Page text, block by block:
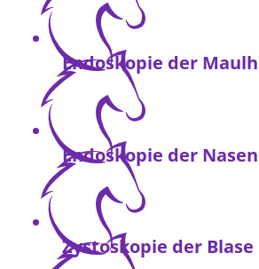
Endoskopie der
Endoskopie der
Zystoskopie der Blase